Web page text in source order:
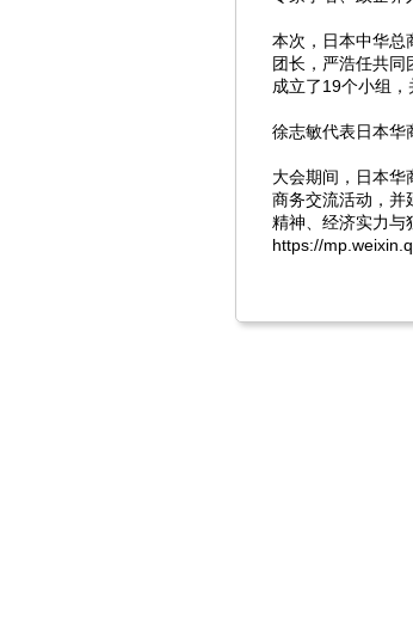
本次，日本中华总
团长，严浩任共同
成立了19个小组，
徐志敏代表日本华
大会期间，日本华
商务交流活动，并
精神、经济实力与
https://